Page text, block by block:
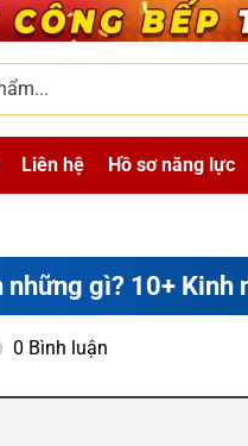
Liên hệ Hồ sơ năng lực
những gì? 10+ Kinh
0 Bình luận